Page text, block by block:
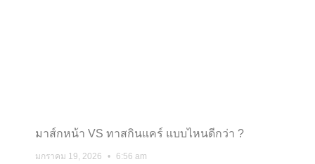
มาส์กหน้า VS ทาสกินแคร์ แบบไหนดีกว่า ?
มกราคม 19, 2026 6:56 am